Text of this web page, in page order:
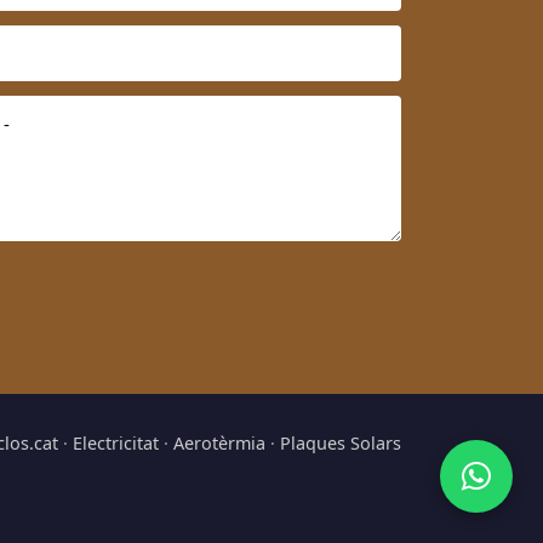
· Electricitat · Aerotèrmia · Plaques Solars